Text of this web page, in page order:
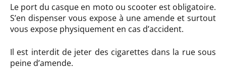
Le port du casque en moto ou scooter est obligatoire.
S’en dispenser vous expose à une amende et surtout
vous expose physiquement en cas d’accident.
Il est interdit de jeter des cigarettes dans la rue sous
peine d’amende.